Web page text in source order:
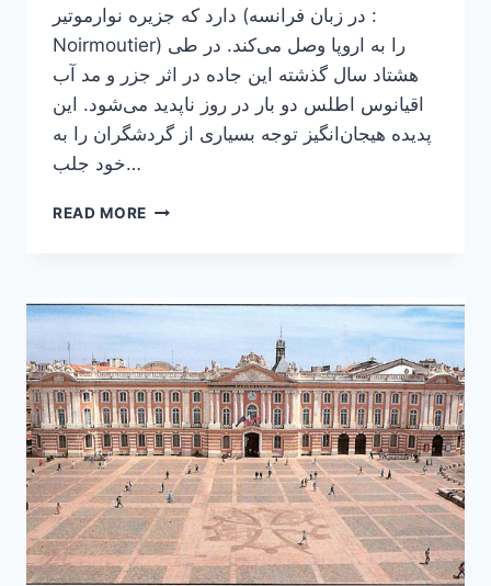
دارد که جزیره نوارموتیر (در زبان فرانسه :
Noirmoutier) را به اروپا وصل می‌کند. در طی
هشتاد سال گذشته این جاده در اثر جزر و مد آب
اقیانوس اطلس دو بار در روز ناپدید می‌شود. این
پدیده هیجان‌انگیز توجه بسیاری از گردشگران را به
خود جلب…
READ MORE جاده‌ای
روز
ناپدید
می‌شود